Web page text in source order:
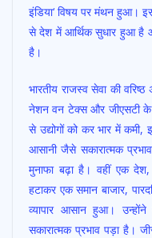
इंडिया‘ विषय पर मंथन हुआ।
से देश में आर्थिक सुधार हुआ है
है।
भारतीय राजस्व सेवा की
नेशन वन टेक्स और जीएसटी के
से उद्योगों को कर भार में
आसानी जैसे सकारात्मक
मुनाफा बढ़ा है। वहीं एक
हटाकर एक समान बाजार,
व्यापार आसान हुआ।
सकारात्मक प्रभाव पड़ा है।